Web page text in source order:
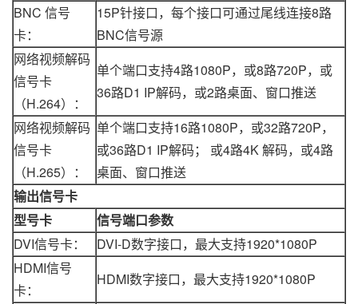
BNC 信号
卡：
15P针接口，每个接口可通过尾线连接8路
BNC信号源
网络视频解码
信号卡
（H.264）：
单个端口支持4路1080P，或8路720P，或
36路D1 IP解码，或2路桌面、窗口推送
网络视频解码
信号卡
（H.265）：
单个端口支持16路1080P，或32路720P，
或36路D1 IP解码； 或4路4K 解码，或4路
桌面、窗口推送
输出信号卡
型号卡
信号端口参数
DVI信号卡：
DVI-D数字接口，最大支持1920*1080P
HDMI信号
卡：
HDMI数字接口，最大支持1920*1080P